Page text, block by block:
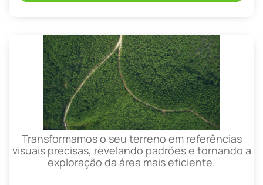
Transformamos o seu terreno em referências
visuais precisas, revelando padrões e tornando a
exploração da área mais eficiente.